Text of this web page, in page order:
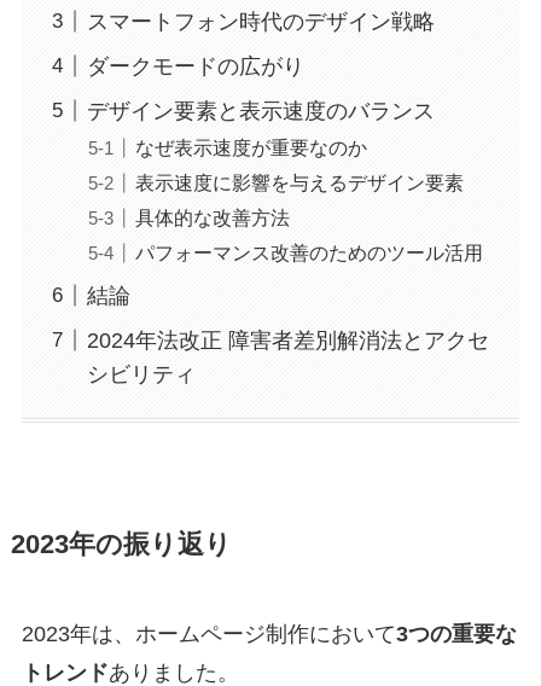
スマートフォン時代のデザイン戦略
ダークモードの広がり
デザイン要素と表示速度のバランス
なぜ表示速度が重要なのか
表示速度に影響を与えるデザイン要素
具体的な改善方法
パフォーマンス改善のためのツール活用
結論
2024年法改正 障害者差別解消法とアクセ
シビリティ
2023年の振り返り
2023年は、ホームページ制作において3つの重要な
トレンドありました。